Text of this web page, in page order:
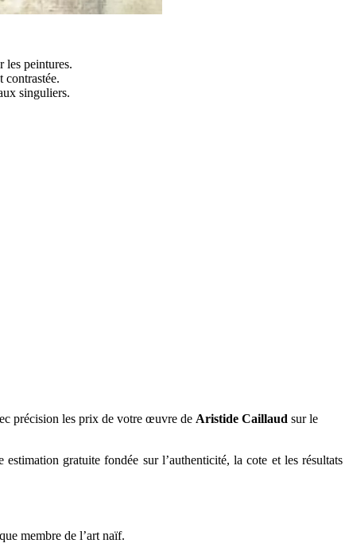
les peintures.
contrastée.
singuliers.
précision les prix de votre œuvre de Aristide Caillaud sur le
gratuite fondée sur l’authenticité, la cote et les résultats
membre de l’art naïf.